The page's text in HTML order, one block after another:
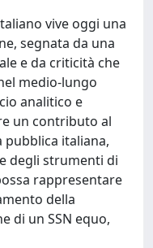
vive oggi una
segnata da una
e da criticità che
medio-lungo
analitico e
un contributo al
italiana,
degli strumenti di
rappresentare
della
di un SSN equo,